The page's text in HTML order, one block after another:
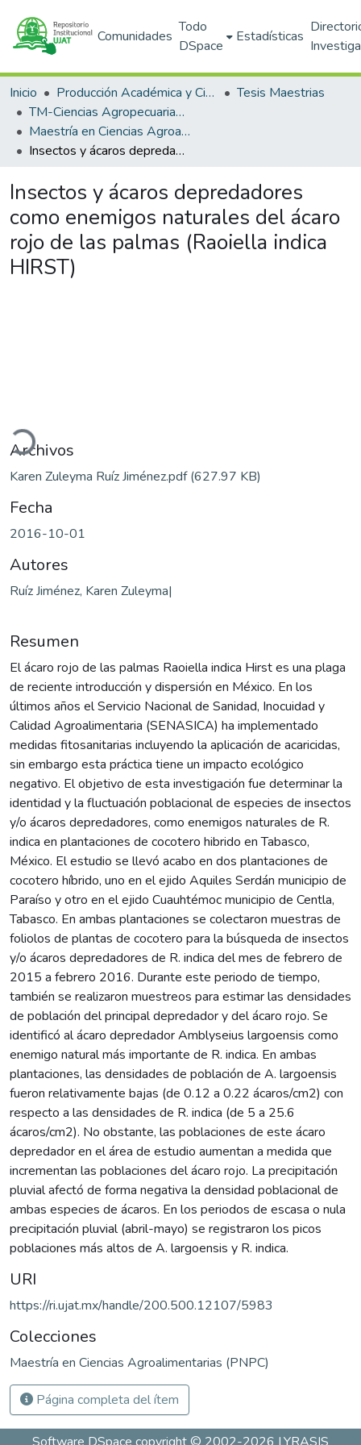
Comunidades
Todo
DSpace
Estadísticas
Inicio Producción Académica y Científica
Tesis Maestrias
TM-Ciencias Agropecuarias (DACA)
Maestría en Ciencias Agroalimentarias (PNPC)
Insectos y ácaros depredadores como enemigos naturales del ácaro rojo de las palmas (Raoiella indica HIRST)
Insectos y ácaros depredadores
como enemigos naturales del ácaro
rojo de las palmas (Raoiella indica
HIRST)
Archivos
Karen Zuleyma Ruíz Jiménez.pdf(627.97 KB)
Fecha
2016-10-01
Autores
Ruíz Jiménez, Karen Zuleyma|
Resumen
El ácaro rojo de las palmas Raoiella indica Hirst es una plaga
de reciente introducción y dispersión en México. En los
últimos años el Servicio Nacional de Sanidad, Inocuidad y
Calidad Agroalimentaria (SENASICA) ha implementado
medidas fitosanitarias incluyendo la aplicación de acaricidas,
sin embargo esta práctica tiene un impacto ecológico
negativo. El objetivo de esta investigación fue determinar la
identidad y la fluctuación poblacional de especies de insectos
y/o ácaros depredadores, como enemigos naturales de R.
indica en plantaciones de cocotero hibrido en Tabasco,
México. El estudio se llevó acabo en dos plantaciones de
cocotero híbrido, uno en el ejido Aquiles Serdán municipio de
Paraíso y otro en el ejido Cuauhtémoc municipio de Centla,
Tabasco. En ambas plantaciones se colectaron muestras de
foliolos de plantas de cocotero para la búsqueda de insectos
y/o ácaros depredadores de R. indica del mes de febrero de
2015 a febrero 2016. Durante este periodo de tiempo,
también se realizaron muestreos para estimar las densidades
de población del principal depredador y del ácaro rojo. Se
identificó al ácaro depredador Amblyseius largoensis como
enemigo natural más importante de R. indica. En ambas
plantaciones, las densidades de población de A. largoensis
fueron relativamente bajas (de 0.12 a 0.22 ácaros/cm2) con
respecto a las densidades de R. indica (de 5 a 25.6
ácaros/cm2). No obstante, las poblaciones de este ácaro
depredador en el área de estudio aumentan a medida que
incrementan las poblaciones del ácaro rojo. La precipitación
pluvial afectó de forma negativa la densidad poblacional de
ambas especies de ácaros. En los periodos de escasa o nula
precipitación pluvial (abril-mayo) se registraron los picos
poblaciones más altos de A. largoensis y R. indica.
URI
https://ri.ujat.mx/handle/200.500.12107/5983
Colecciones
Maestría en Ciencias Agroalimentarias (PNPC)
Página completa del ítem